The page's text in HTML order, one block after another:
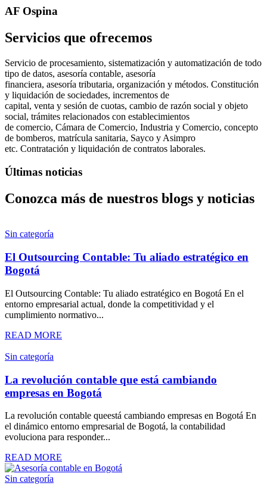
AF Ospina
Servicios que ofrecemos
Servicio de procesamiento, sistematización y automatización de todo
tipo de datos, asesoría contable, asesoría
financiera, asesoría tributaria, organización y métodos. Constitución
y liquidación de sociedades, incrementos de
capital, venta y sesión de cuotas, cambio de razón social y objeto
social, trámites relacionados con establecimientos
de comercio, Cámara de Comercio, Industria y Comercio, concepto
de bomberos, matrícula sanitaria, Sayco y Asimpro
etc. Contratación y liquidación de contratos laborales.
Últimas noticias
Conozca más de nuestros blogs y noticias
Sin categoría
El Outsourcing Contable: Tu aliado estratégico en
Bogotá
El Outsourcing Contable: Tu aliado estratégico en Bogotá En el
entorno empresarial actual, donde la competitividad y el
cumplimiento normativo...
READ MORE
Sin categoría
La revolución contable que está cambiando
empresas en Bogotá
La revolución contable queestá cambiando empresas en Bogotá En
el dinámico entorno empresarial de Bogotá, la contabilidad
evoluciona para responder...
READ MORE
Sin categoría